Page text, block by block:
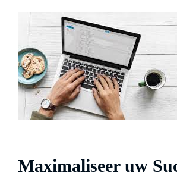
Maximaliseer uw